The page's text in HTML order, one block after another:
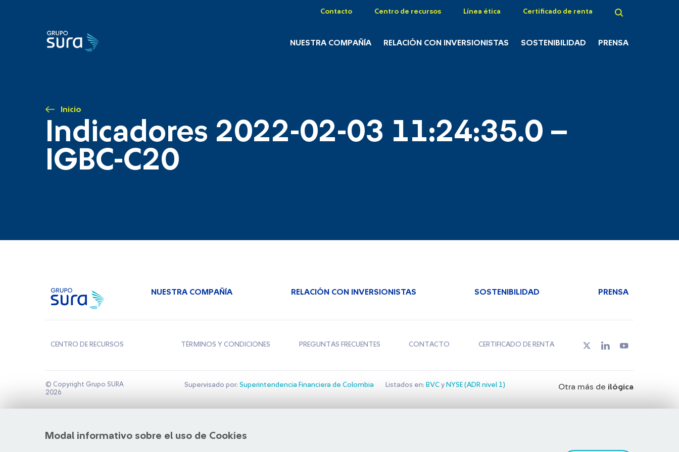
Contacto Centro de recursos Línea ética Certificado de renta
NUESTRA COMPAÑÍA RELACIÓN CON INVERSIONISTAS SOSTENIBILIDAD PRENSA
Inicio
Indicadores 2022-02-03 11:24:35.0 –
IGBC-C20
Modal informativo sobre el uso de Cookies
NUESTRA COMPAÑÍA RELACIÓN CON INVERSIONISTAS SOSTENIBILIDAD PRENSA
CENTRO DE RECURSOS TÉRMINOS Y CONDICIONES PREGUNTAS FRECUENTES CONTACTO CERTIFICADO DE RENTA
© Copyright Grupo SURA
2026
Supervisado por: Superintendencia Financiera de Colombia Listados en: BVCy NYSE (ADR nivel 1) Otra más de ilógica